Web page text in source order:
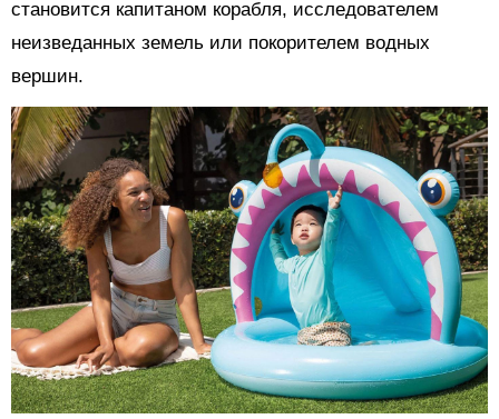
становится капитаном корабля, исследователем
неизведанных земель или покорителем водных
вершин.